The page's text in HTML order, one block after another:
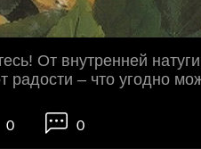
От внутренней
радости – что угодно
0 0